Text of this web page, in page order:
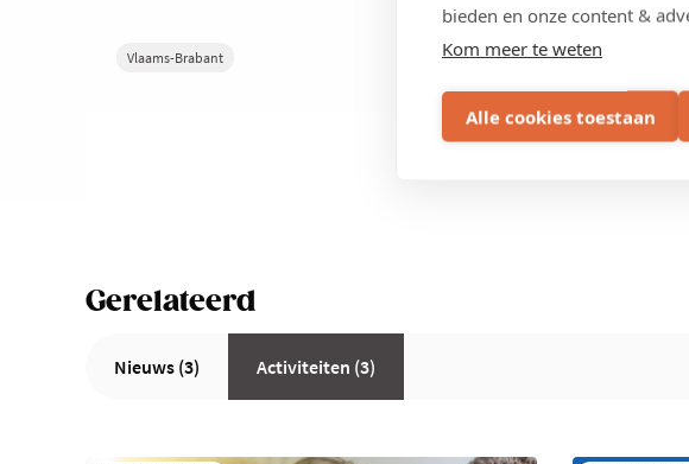
bieden en onze content &
Kom meer te weten
Alle cookies toestaan
Vlaams-Brabant
Gerelateerd
Nieuws (3) Activiteiten (3)